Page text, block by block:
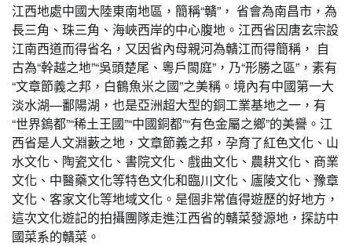
江西地處中國大陸東南地區，簡稱“贛”， 省會為南昌市，為
長三角、珠三角、海峽西岸的中心腹地。江西省因唐玄宗設
江南西道而得省名，又因省內母親河為贛江而得簡稱， 自
古為“幹越之地”“吳頭楚尾、粵戶閩庭”，乃“形勝之區”，素有
“文章節義之邦，白鶴魚米之國”之美稱。境內有中國第一大
淡水湖—鄱陽湖，也是亞洲超大型的銅工業基地之一，有
“世界鎢都”“稀土王國”“中國銅都”“有色金屬之鄉”的美譽。江
西省是人文淵藪之地，文章節義之邦，孕育了紅色文化、山
水文化、陶瓷文化、書院文化、戲曲文化、農耕文化、商業
文化、中醫藥文化等特色文化和臨川文化、廬陵文化、豫章
文化、客家文化等地域文化。是個非常值得遊歷的好地方，
這次文化遊記的拍攝團隊走進江西省的贛菜發源地，探訪中
國菜系的贛菜。